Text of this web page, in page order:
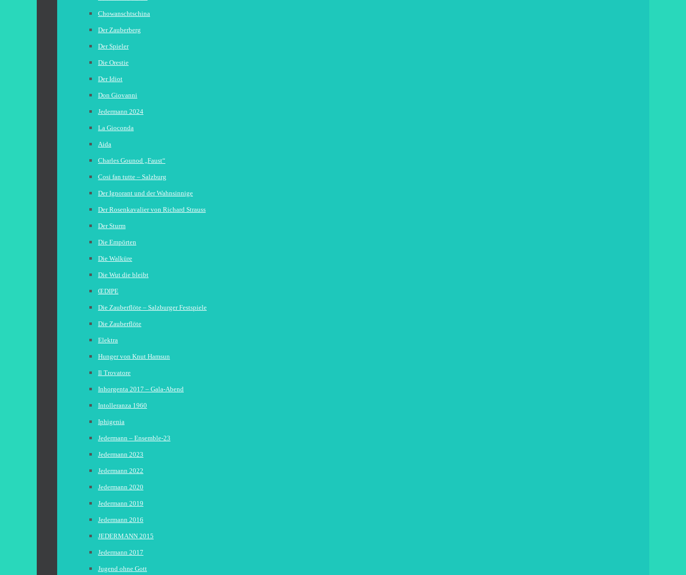
Chowanschtschina
Der Zauberberg
Der Spieler
Die Orestie
Der Idiot
Don Giovanni
Jedermann 2024
La Gioconda
Aida
Charles Gounod „Faust“
Cosi fan tutte – Salzburg
Der Ignorant und der Wahnsinnige
Der Rosenkavalier von Richard Strauss
Der Sturm
Die Empörten
Die Walküre
Die Wut die bleibt
ŒDIPE
Die Zauberflöte – Salzburger Festspiele
Die Zauberflöte
Elektra
Hunger von Knut Hamsun
Il Trovatore
Inhorgenta 2017 – Gala-Abend
Intolleranza 1960
Iphigenia
Jedermann – Ensemble-23
Jedermann 2023
Jedermann 2022
Jedermann 2020
Jedermann 2019
Jedermann 2016
JEDERMANN 2015
Jedermann 2017
Jugend ohne Gott